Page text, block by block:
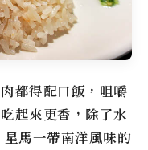
都得配口飯，咀嚼
起來更香，除了水
馬一帶南洋風味的